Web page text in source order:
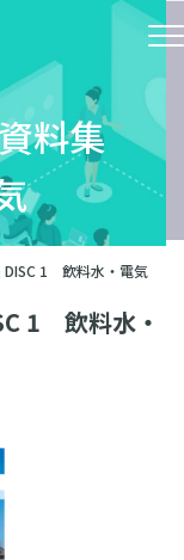
料集
DISC 1 飲料水・電気
1 飲料水・